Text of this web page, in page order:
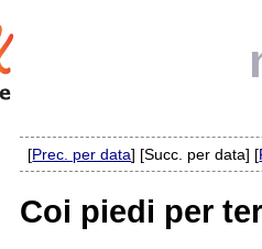
[Prec. per data] [Succ. per data] [
Coi piedi per